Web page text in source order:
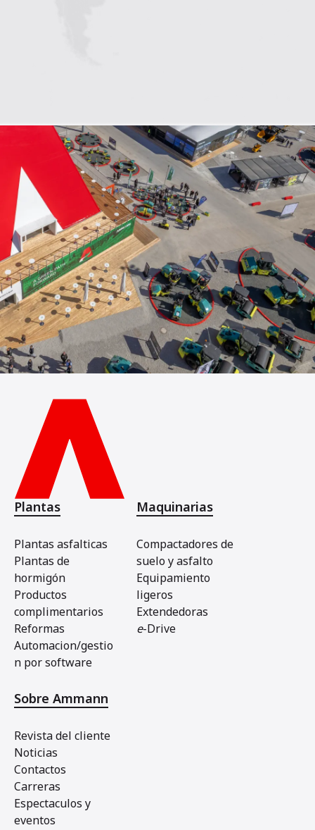
Plantas
Plantas asfalticas
Plantas de
hormigón
Productos
complimentarios
Reformas
Automacion/gestio
n por software
Maquinarias
Compactadores de
suelo y asfalto
Equipamiento
ligeros
Extendedoras
e-Drive
Sobre Ammann
Revista del cliente
Noticias
Contactos
Carreras
Espectaculos y
eventos